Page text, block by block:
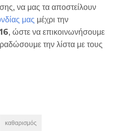
να μας τα αποστείλουν
μας μέχρι την
, ώστε να επικοινωνήσουμε
την λίστα με τους
καθαρισμός